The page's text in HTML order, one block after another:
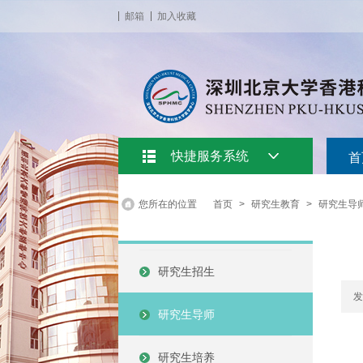
邮箱 加入收藏
快捷服务系统
您所在的位置 首页 > 研究生教育 > 研究生导
研究生招生
研究生导师
研究生培养